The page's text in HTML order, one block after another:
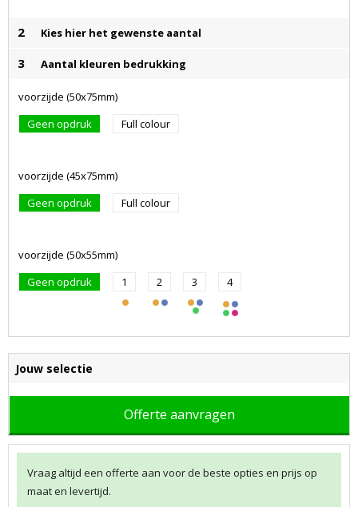
2 Kies hier het gewenste aantal
3 Aantal kleuren bedrukking
voorzijde (50x75mm)
Geen opdruk
Full colour
voorzijde (45x75mm)
Geen opdruk
Full colour
voorzijde (50x55mm)
Geen opdruk
1 2 3 4
Jouw selectie
Offerte aanvragen
Vraag altijd een offerte aan voor de beste opties en prijs op
maat en levertijd.